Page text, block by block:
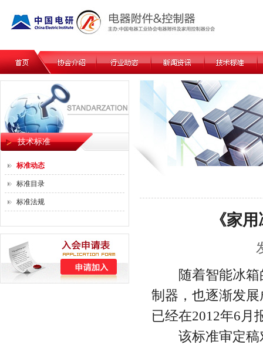
技术标准
标准动态
标准目录
标准法规
《家
随着智能冰箱
制器，也逐渐发
已经在2012年6月
该标准审定稿